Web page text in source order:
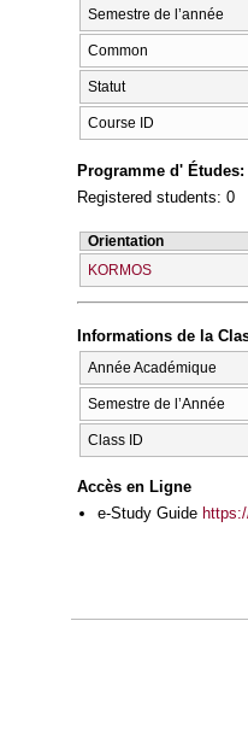
Semestre de l’année
Common
Statut
Course ID
Programme d' Études:
Registered students: 0
Orientation
KORMOS
Informations de la
Année Académique
Semestre de l’Année
Class ID
Accès en Ligne
e-Study Guide